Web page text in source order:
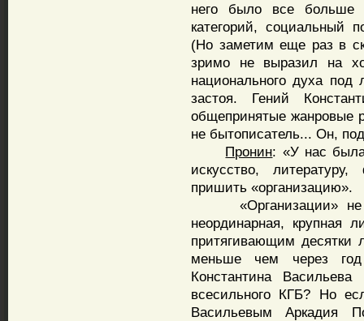
него было все больше
категорий, социальный
(Но заметим еще раз в
зримо не выразил на
национального духа
застоя. Гений
общепринятые жанровые
не бытописатель... Он,
Пронин: «У нас
искусство,
пришить «организацию».
«Организации» не
неординарная, крупная
притягивающим десятки
меньше чем через
Константина
всесильного КГБ? Но
Васильевым Аркадия